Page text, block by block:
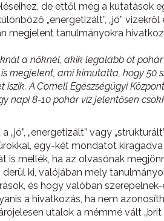
de ettől még a kutatások
„energetizált”, „jó” vizekről
megjelent tanulmányokra
a nőknél, akik legalább öt
megjelent, ami kimutatta, hogy 50
A Cornell Egészségügyi
napi 8-10 pohár víz jelentősen
„energetizált” vagy
egy-két mondatot
mellék, ha az olvasónak
ki, valójában mely
és hogy valóban szerepelnek-
a hivatkozás, ha nem
utalok a mémmé vált „brit